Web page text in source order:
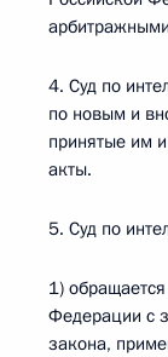
4. Суд по
по новым и
принятые им
акты.
5. Суд по
1)
Федерации с
закона,